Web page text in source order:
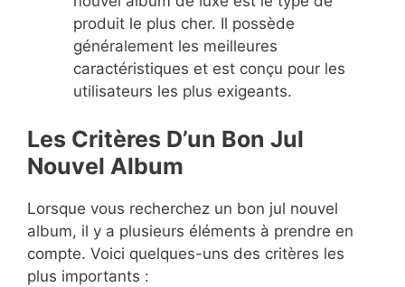
produit le plus cher. Il possède
généralement les meilleures
caractéristiques et est conçu pour les
utilisateurs les plus exigeants.
Les Critères D’un Bon Jul
Nouvel Album
Lorsque vous recherchez un bon jul nouvel
album, il y a plusieurs éléments à prendre en
compte. Voici quelques-uns des critères les
plus importants :